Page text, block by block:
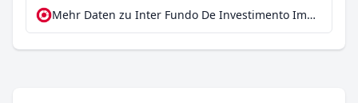
Mehr Daten zu Inter Fundo De Investimento Imobiliario bei extraETF